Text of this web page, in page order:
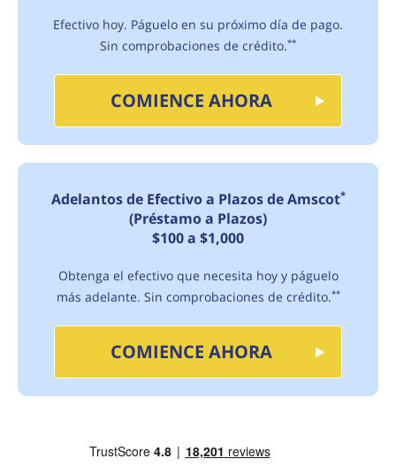
Efectivo hoy. Páguelo en su próximo día de pago.
Sin comprobaciones de crédito.**
COMIENCE AHORA
Adelantos de Efectivo a Plazos de Amscot*
(Préstamo a Plazos)
$100 a $1,000
Obtenga el efectivo que necesita hoy y páguelo
más adelante. Sin comprobaciones de crédito.**
COMIENCE AHORA